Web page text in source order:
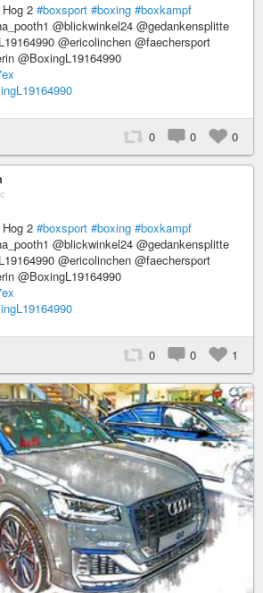
2 #boxsport #boxing #boxkampf
@blickwinkel24 @gedankensplitte
@ericolinchen @faechersport
@BoxingL19164990
0 0 0
2 #boxsport #boxing #boxkampf
@blickwinkel24 @gedankensplitte
@ericolinchen @faechersport
@BoxingL19164990
0 0 1